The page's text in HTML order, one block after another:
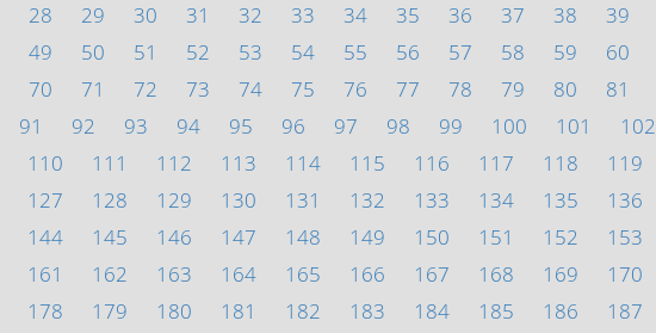
28 29 30 31 32 33 34 35 36 37 38 39
49 50 51 52 53 54 55 56 57 58 59 60
70 71 72 73 74 75 76 77 78 79 80 81
91 92 93 94 95 96 97 98 99 100 101 102
110 111 112 113 114 115 116 117 118 119
127 128 129 130 131 132 133 134 135 136
144 145 146 147 148 149 150 151 152 153
161 162 163 164 165 166 167 168 169 170
178 179 180 181 182 183 184 185 186 187